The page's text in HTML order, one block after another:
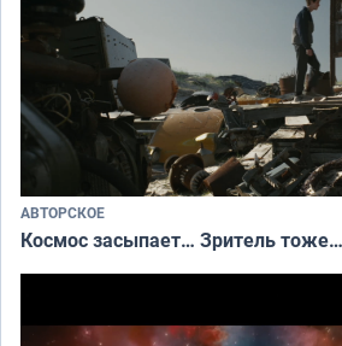
АВТОРСКОЕ
Космос засыпает… Зритель тоже…